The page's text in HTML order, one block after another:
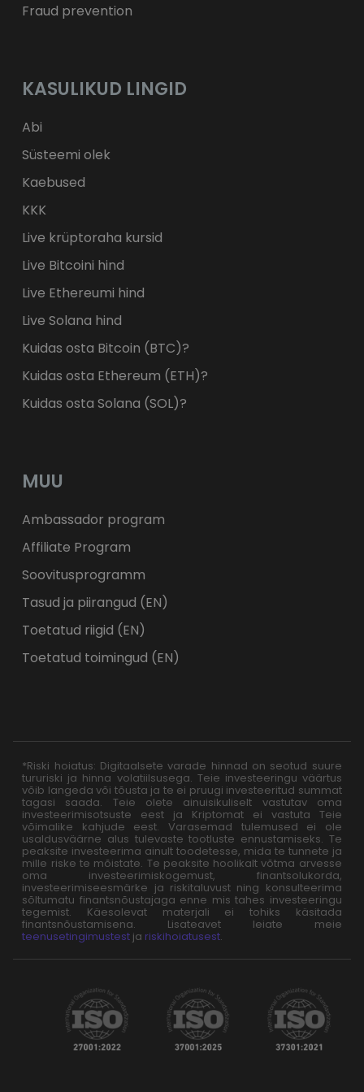
Fraud prevention
KASULIKUD LINGID
Abi
Süsteemi olek
Kaebused
KKK
Live krüptoraha kursid
Live Bitcoini hind
Live Ethereumi hind
Live Solana hind
Kuidas osta Bitcoin (BTC)?
Kuidas osta Ethereum (ETH)?
Kuidas osta Solana (SOL)?
MUU
Ambassador program
Affiliate Program
Soovitusprogramm
Tasud ja piirangud (EN)
Toetatud riigid (EN)
Toetatud toimingud (EN)
*Riski hoiatus: Digitaalsete varade hinnad on seotud suure
tururiski ja hinna volatiilsusega. Teie investeeringu väärtus
võib langeda või tõusta ja te ei pruugi investeeritud summat
tagasi saada. Teie olete ainuisikuliselt vastutav oma
investeerimisotsuste eest ja Kriptomat ei vastuta Teie
võimalike kahjude eest. Varasemad tulemused ei ole
usaldusväärne alus tulevaste tootluste ennustamiseks. Te
peaksite investeerima ainult toodetesse, mida te tunnete ja
mille riske te mõistate. Te peaksite hoolikalt võtma arvesse
oma investeerimiskogemust, finantsolukorda,
investeerimiseesmärke ja riskitaluvust ning konsulteerima
sõltumatu finantsnõustajaga enne mis tahes investeeringu
tegemist. Käesolevat materjali ei tohiks käsitada
finantsnõustamisena. Lisateavet leiate meie
teenusetingimustest ja riskihoiatusest.